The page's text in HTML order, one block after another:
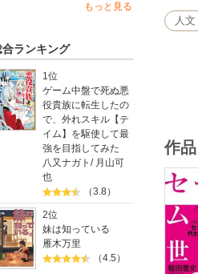
もっと見る
合ランキング
1位
ゲーム中盤で死ぬ悪
役貴族に転生したの
で、外れスキル【テ
イム】を駆使して最
強を目指してみた
八又ナガト / 月山可
也
（3.8）
2位
妹は知っている
雁木万里
（4.5）
人文
作